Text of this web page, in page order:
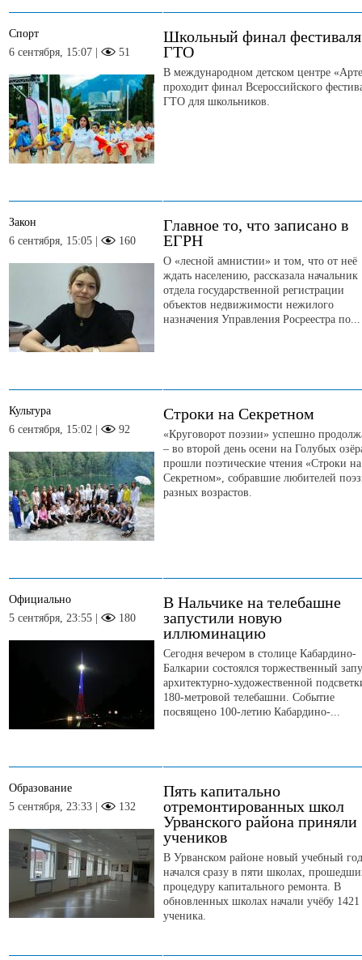
Спорт
6 сентября, 15:07 |
51
Школьный финал фестиваля
ГТО
В международном детском центре
проходит финал Всероссийского
ГТО для школьников.
Закон
6 сентября, 15:05 |
160
Главное то, что записано в
ЕГРН
О «лесной амнистии» и том, что от неё
ждать населению, рассказала начальник
отдела государственной регистрации
объектов недвижимости нежилого
назначения Управления Росреестра по...
Культура
6 сентября, 15:02 |
92
Строки на Секретном
«Круговорот поэзии» успешно
– во второй день осени на Голубых
прошли поэтические чтения «Строки на
Секретном», собравшие любителей
разных возрастов.
Официально
5 сентября, 23:55 |
180
В Нальчике на телебашне
запустили новую
иллюминацию
Сегодня вечером в столице Кабардино-
Балкарии состоялся торжественный
архитектурно-художественной
180-метровой телебашни. Событие
посвящено 100-летию Кабардино-...
Образование
5 сентября, 23:33 |
132
Пять капитально
отремонтированных школ
Урванского района приняли
учеников
В Урванском районе новый учебный год
начался сразу в пяти школах,
процедуру капитального ремонта. В
обновленных школах начали учёбу 1421
ученика.